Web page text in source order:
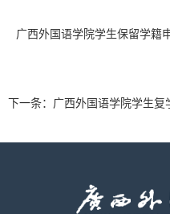
广西外国语学院学生保留学籍
下一条： 广西外国语学院学生